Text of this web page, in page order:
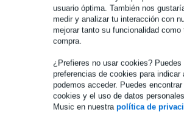
usuario óptima. También nos
medir y analizar tu interacción con
mejorar tanto su funcionalidad como
compra.
¿Prefieres no usar cookies? Puedes
preferencias de cookies para indicar
podemos acceder. Puedes
cookies y el uso de datos
Music en nuestra política de
Estuche de guitarra Stagg
estuche rígido en modelo de guitarra
modelo: jumbo-sized western guitar
Especificaciones completas
Accesorios (44)